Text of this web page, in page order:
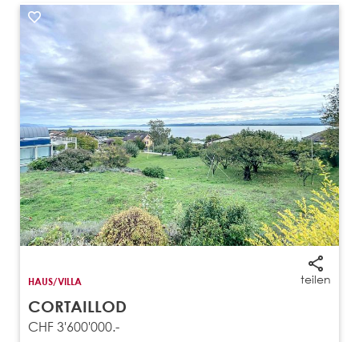
teilen
HAUS/VILLA
CORTAILLOD
CHF 3'600'000.-